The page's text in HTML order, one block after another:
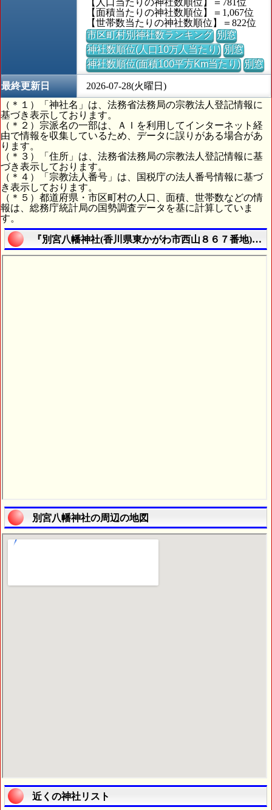
【人口当たりの神社数順位】＝781位
【面積当たりの神社数順位】＝1,067位
【世帯数当たりの神社数順位】＝822位
市区町村別神社数ランキング 別窓
神社数順位(人口10万人当たり) 別窓
神社数順位(面積100平方Km当たり) 別窓
最終更新日
2026-07-28(火曜日)
（＊１）「神社名」は、法務省法務局の宗教法人登記情報に
基づき表示しております。
（＊２）宗派名の一部は、ＡＩを利用してインターネット経
由で情報を収集しているため、データに誤りがある場合があ
ります。
（＊３）「住所」は、法務省法務局の宗教法人登記情報に基
づき表示しております。
（＊４）「宗教法人番号」は、国税庁の法人番号情報に基づ
き表示しております。
（＊５）都道府県・市区町村の人口、面積、世帯数などの情
報は、総務庁統計局の国勢調査データを基に計算していま
す。
『別宮八幡神社(香川県東かがわ市西山８６７番地)』
別宮八幡神社の周辺の地図
近くの神社リスト